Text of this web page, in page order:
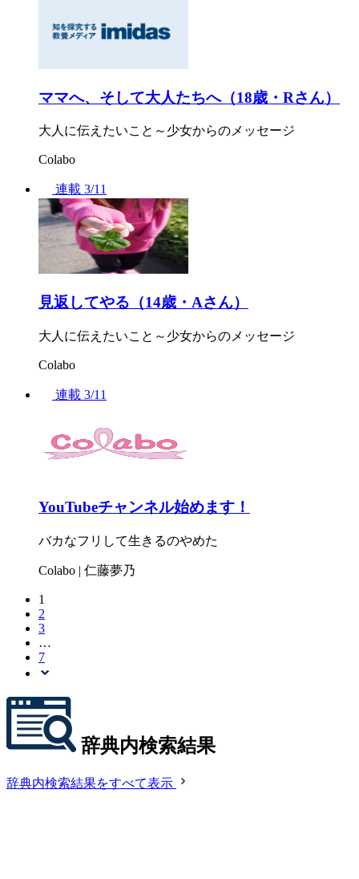
ママへ、そして大人たちへ（18歳・Rさん）
大人に伝えたいこと～少女からのメッセージ
Colabo
連載 3/11
見返してやる（14歳・Aさん）
大人に伝えたいこと～少女からのメッセージ
Colabo
連載 3/11
YouTubeチャンネル始めます！
バカなフリして生きるのやめた
Colabo | 仁藤夢乃
1
2
3
…
7
辞典内検索結果
辞典内検索結果をすべて表示